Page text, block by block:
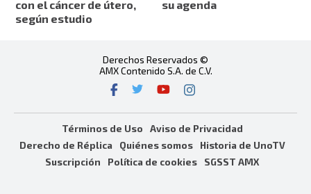
con el cáncer de útero,
según estudio
su agenda
Derechos Reservados ©
AMX Contenido S.A. de C.V.
Términos de Uso
Aviso de Privacidad
Derecho de Réplica
Quiénes somos
Historia de UnoTV
Suscripción
Política de cookies SGSST AMX